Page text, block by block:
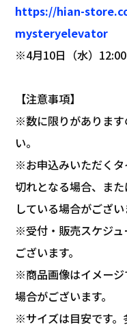
https://hian-
mysteryelevator
※4月10日（水）12:00
【注意事項】
※数に限りがあります
い。
※お申込みいただくタ
切れとなる場合、ま
している場合がござい
※受付・販売スケジ
ございます。
※商品画像はイメージ
場合がございます。
※サイズは目安です。